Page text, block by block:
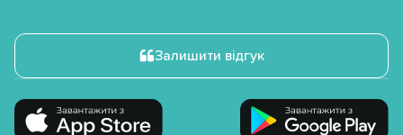
Залишити відгук